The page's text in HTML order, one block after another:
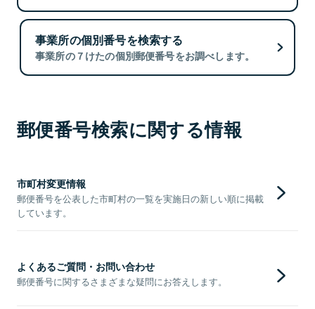
事業所の個別番号を検索する
事業所の７けたの個別郵便番号をお調べします。
郵便番号検索に関する情報
市町村変更情報
郵便番号を公表した市町村の一覧を実施日の新しい順に掲載
しています。
よくあるご質問・お問い合わせ
郵便番号に関するさまざまな疑問にお答えします。